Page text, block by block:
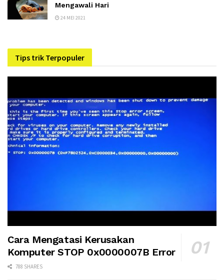
Mengawali Hari
24 MEI 2021
Tips trik Terpopuler
Cara Mengatasi Kerusakan
Komputer STOP 0x0000007B Error
788 SHARES